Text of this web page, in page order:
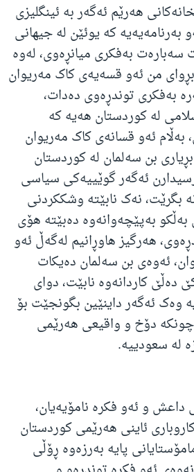
هەرێم ئەگەر بە ئینگلیزی
بەرنامەیەیە کە یوئێن لە جیهانی
سەبارەت بەفکری میانڕەوی، لەوە
بڕوای من ئەو قسەیەی کاک مەریوان
بەفکری توندڕەوی دەدات،
لە کوردستان هەیە کە
بەڵام ئەو قسانەی کاک مەریوان
بن سەلمان لە کوردستان
ئەگەر گوێییەکی سیاسی
بگرێت، نەک نابێتە وشککردنی
بەپێچەوانەوە دەبێتە هۆی
هەرگیز هاوڕانیم لەگەڵ ئەو
ئەوەی بن سەلمان دەیکات
کاردانەوە نابێت، دوای
وەک ئەگەر داینێین بگونجێت بۆ
دۆخ و واقیعی هەرێمی
لە سعودییە.
داعش و ئەو فکرە نامۆیەیان،
ئاینی هەرێمی کوردستان
پایە بەرزەوە ڕۆڵی